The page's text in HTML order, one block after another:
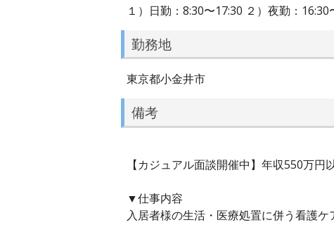
１）日勤：8:30〜17:30 ２）夜勤：
勤務地
東京都小金井市
備考
【カジュアル面談開催中】年収550万
▼仕事内容
入居者様の生活・医療処置に併う看護ケ